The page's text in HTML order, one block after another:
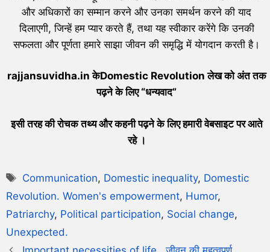
और अधिकारों का सम्मान करने और उनका समर्थन करने की याद
दिलाएगी, जिन्हें हम प्यार करते हैं, तथा यह स्वीकार करेंगे कि उनकी
सफलता और पूर्णता हमारे साझा जीवन की समृद्धि में योगदान करती है।
rajjansuvidha.in केDomestic Revolution लेख को अंत तक
पढ़ने के लिए “धन्यवाद”
इसी तरह की रोचक तथ्य और कहनी पढ़ने के लिए हमारी वेबसाइट पर आते
रहे ।
Communication, Domestic inequality, Domestic
Revolution. Women's empowerment, Humor,
Patriarchy, Political participation, Social change,
Unexpected.